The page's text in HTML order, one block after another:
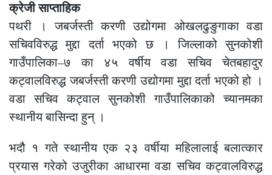
क्रेजी साप्ताहिक
पथरी । जबर्जस्ती करणी उद्योगमा ओखलढुङुगाका वडा
सचिवविरुद्ध मुद्दा दर्ता भएको छ । जिल्लाको सुनकोशी
गाउँपालिका–७ का ४५ वर्षीय वडा सचिव चेतबहादुर
कट्वालविरुद्ध जबर्जस्ती करणी उद्योगमा मुद्दा दर्ता भएको हो ।
वडा सचिव कट्वाल सुनकोशी गाउँपालिकाको च्यानमका
स्थानीय बासिन्दा हुन् ।
भदौ १ गते स्थानीय एक २३ वर्षीया महिलालाई बलात्कार
प्रयास गरेको उजुरीका आधारमा वडा सचिव कट्वालविरुद्ध